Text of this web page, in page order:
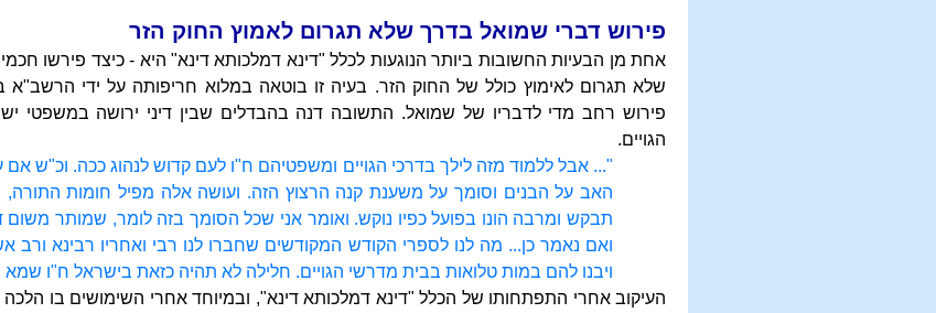
פירוש דברי שמואל בדרך שלא תגרום לאמוץ החוק הזר
אחת מן הבעיות החשובות ביותר הנוגעות לכלל "דינא דמלכותא דינא" היא - כיצד פירשו
שלא תגרום לאימוץ כולל של החוק הזר. בעיה זו בוטאה במלוא חריפותה על ידי הרשב"א
פירוש רחב מדי לדבריו של שמואל. התשובה דנה בהבדלים שבין דיני ירושה במשפטי
הגויים.
"... אבל ללמוד מזה לילך בדרכי הגויים ומשפטיהם ח"ו לעם קדוש לנהוג ככה. וכ"ש אם
האב על הבנים וסומך על משענת קנה הרצוץ הזה. ועושה אלה מפיל חומות התורה,
תבקש ומרבה הונו בפועל כפיו נוקש. ואומר אני שכל הסומך בזה לומר, שמותר משום
ואם נאמר כן... מה לנו לספרי הקודש המקודשים שחברו לנו רבי ואחריו רבינא ורב
ויבנו להם במות טלואות בבית מדרשי הגויים. חלילה לא תהיה כזאת בישראל ח"ו
העיקוב אחרי התפתחותו של הכלל "דינא דמלכותא דינא", ובמיוחד אחרי השימושים בו